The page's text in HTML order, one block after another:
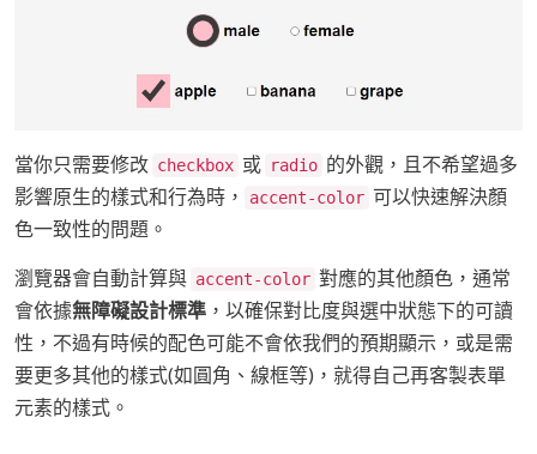
當你只需要修改 checkbox 或 radio 的外觀，且不希望過多
影響原生的樣式和行為時，
accent-color 可以快速解決顏
色一致性的問題。
瀏覽器會自動計算與 accent-color 對應的其他顏色，通常
會依據無障礙設計標準 ，以確保對比度與選中狀態下的可讀
性，不過有時候的配色可能不會依我們的預期顯示，或是需
要更多其他的樣式(如圓角、線框等)，就得自己再客製表單
元素的樣式。